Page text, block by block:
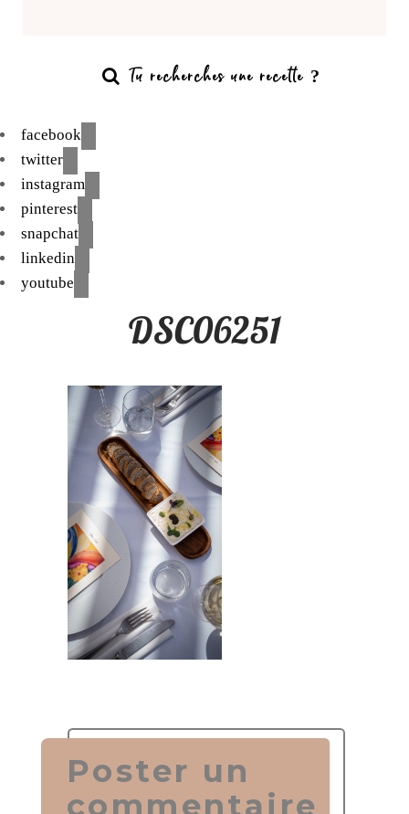
facebook
twitter
instagram
pinterest
snapchat
linkedin
youtube
DSC06251
Poster un
commentaire